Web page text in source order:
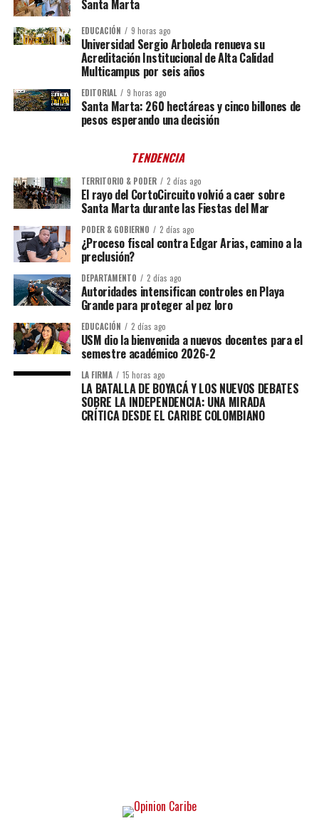
Santa Marta
EDUCACIÓN 9 horas ago
Universidad Sergio Arboleda renueva su
Acreditación Institucional de Alta Calidad
Multicampus por seis años
EDITORIAL 9 horas ago
Santa Marta: 260 hectáreas y cinco billones de
pesos esperando una decisión
TENDENCIA
TERRITORIO & PODER 2 días ago
El rayo del CortoCircuito volvió a caer sobre
Santa Marta durante las Fiestas del Mar
PODER & GOBIERNO 2 días ago
¿Proceso fiscal contra Edgar Arias, camino a la
preclusión?
DEPARTAMENTO 2 días ago
Autoridades intensifican controles en Playa
Grande para proteger al pez loro
EDUCACIÓN 2 días ago
USM dio la bienvenida a nuevos docentes para el
semestre académico 2026-2
LA FIRMA 15 horas ago
LA BATALLA DE BOYACÁ Y LOS NUEVOS DEBATES
SOBRE LA INDEPENDENCIA: UNA MIRADA
CRÍTICA DESDE EL CARIBE COLOMBIANO